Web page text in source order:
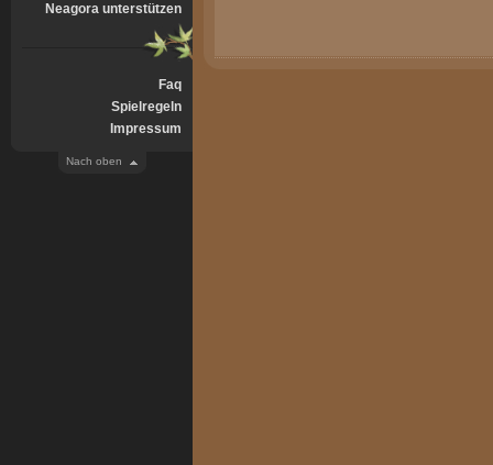
Neagora unterstützen
Faq
Spielregeln
Impressum
Nach oben